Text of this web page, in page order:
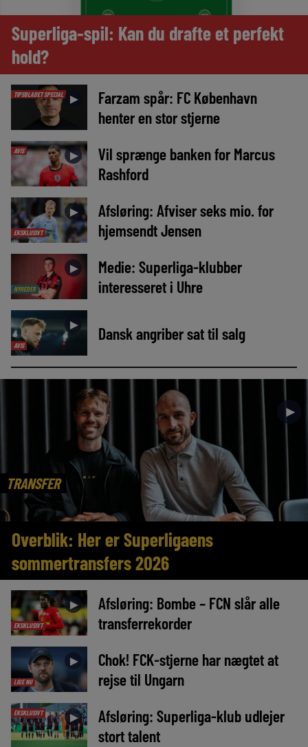
Superliga-spil: Kan du drafte et perfekt
hold?
TIPSBLADET SPECIAL ►
Farzam spår: FC København
henter en stor stjerne
AVIS ►
Vil sprænge banken for Marcus
Rashford
EKSKLUSIVT
►
Afsløring: Afviser seks mio. for
hjemsendt Jensen
NYHEDER
►
Medie: Superliga-klubber
interesseret i Uhre
AVIS
► Dansk angriber sat til salg
TRANSFER
►
Overblik: Her er Superligaens
sommertransfers 2026
EKSKLUSIVT
►
Afsløring: Bombe – FCN slår alle
transferrekorder
LIGE NU
►
Chok! FCK-stjerne har nægtet at
rejse til Ungarn
EKSKLUSIVT ►
Afsløring: Superliga-klub udlejer
stort talent